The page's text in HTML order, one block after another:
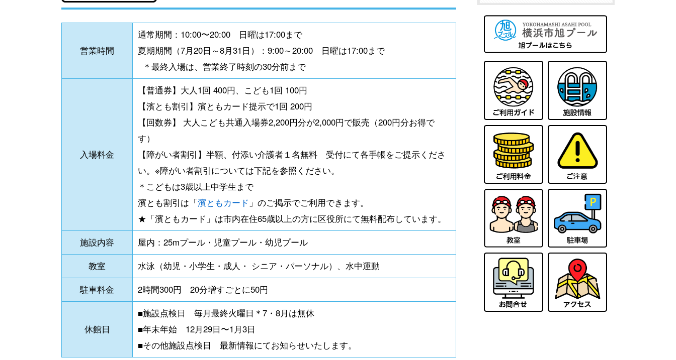
営業時間
通常期間：10:00〜20:00 日曜は17:00まで
夏期期間（7月20日～8月31日）：9:00～20:00 日曜は17:00まで
＊最終入場は、営業終了時刻の30分前まで
入場料金
【普通券】大人1回 400円、こども1回 100円
【濱とも割引】濱ともカード提示で1回 200円
【回数券】
大人こども共通入場券2,200円分が2,000円で販売（200円分お得で
す）
【障がい者割引】半額、付添い介護者１名無料 受付にて各手帳をご提示くださ
い。※障がい者割引については下記を参照ください。
＊こどもは3歳以上中学生まで
濱とも割引は「濱ともカード 」のご掲示でご利用できます。
★「濱ともカード」は市内在住65歳以上の方に区役所にて無料配布しています。
施設内容
屋内：25mプール・児童プール・幼児プール
教室
水泳（幼児・小学生・成人・ シニア・パーソナル）、水中運動
駐車料金
2時間300円 20分増すごとに50円
休館日
■施設点検日 毎月最終火曜日＊7・8月は無休
■年末年始 12月29日〜1月3日
■その他施設点検日 最新情報にてお知らせいたします。